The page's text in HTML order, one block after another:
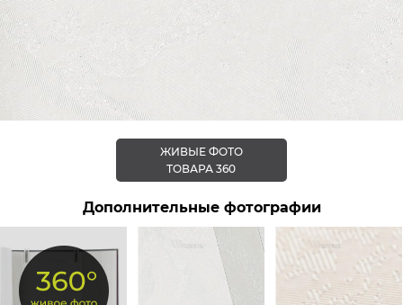
ЖИВЫЕ ФОТО
ТОВАРА 360
Дополнительные фотографии